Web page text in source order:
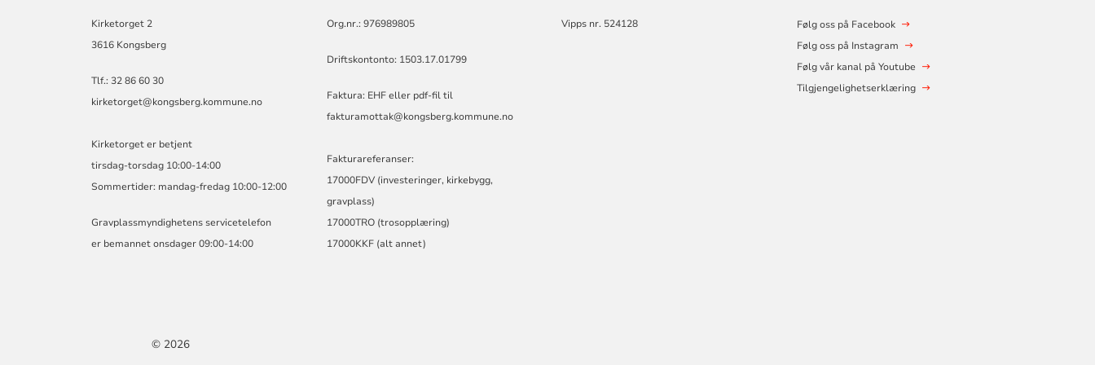
KONGSBERG
SANDSVÆR
Kirketorget 2
3616 Kongsberg
Tlf.: 32 86 60 30
kirketorget@kongsberg.kommune.no
Kirketorget er betjent
tirsdag-torsdag 10:00-14:00
Sommertider: mandag-fredag 10:00-12:00
Gravplassmyndighetens servicetelefon
er bemannet onsdager 09:00-14:00
Org.nr.: 976989805
Driftskontonto: 1503.17.01799
Faktura: EHF eller pdf-fil til
fakturamottak@kongsberg.kommune.no
Fakturareferanser:
17000FDV (investeringer, kirkebygg,
gravplass)
17000TRO (trosopplæring)
17000KKF (alt annet)
Vipps nr. 524128
Følg oss på Facebook
Følg oss på Instagram
Følg vår kanal på Youtube
Tilgjengelighetserklæring
© 2026